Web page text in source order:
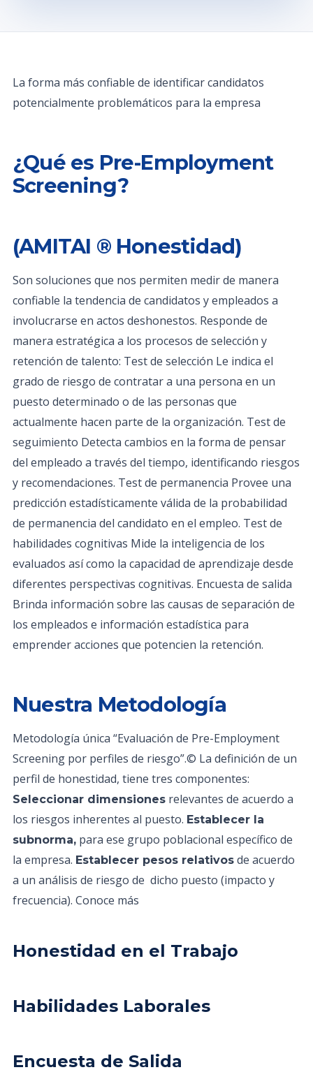
La forma más confiable de identificar candidatos
potencialmente problemáticos para la empresa
¿Qué es Pre-Employment
Screening?
(AMITAI ® Honestidad)
Son soluciones que nos permiten medir de manera
confiable la tendencia de candidatos y empleados a
involucrarse en actos deshonestos. Responde de
manera estratégica a los procesos de selección y
retención de talento: Test de selección Le indica el
grado de riesgo de contratar a una persona en un
puesto determinado o de las personas que
actualmente hacen parte de la organización. Test de
seguimiento Detecta cambios en la forma de pensar
del empleado a través del tiempo, identificando riesgos
y recomendaciones. Test de permanencia Provee una
predicción estadísticamente válida de la probabilidad
de permanencia del candidato en el empleo. Test de
habilidades cognitivas Mide la inteligencia de los
evaluados así como la capacidad de aprendizaje desde
diferentes perspectivas cognitivas. Encuesta de salida
Brinda información sobre las causas de separación de
los empleados e información estadística para
emprender acciones que potencien la retención.
Nuestra Metodología
Metodología única “Evaluación de Pre-Employment
Screening por perfiles de riesgo”.© La definición de un
perfil de honestidad, tiene tres componentes:
Seleccionar dimensiones relevantes de acuerdo a
los riesgos inherentes al puesto. Establecer la
subnorma, para ese grupo poblacional específico de
la empresa. Establecer pesos relativos de acuerdo
a un análisis de riesgo de dicho puesto (impacto y
frecuencia). Conoce más
Honestidad en el Trabajo
Habilidades Laborales
Encuesta de Salida